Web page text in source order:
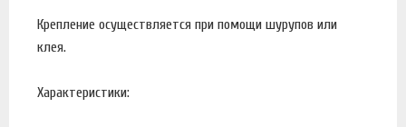
Крепление осуществляется при помощи шурупов или
клея.
Характеристики: